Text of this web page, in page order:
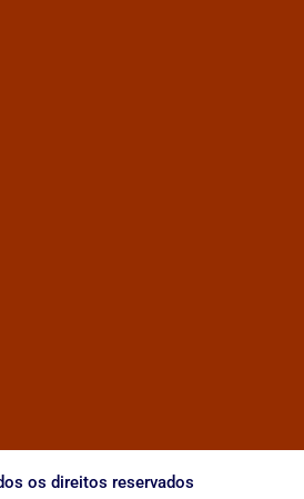
os direitos reservados